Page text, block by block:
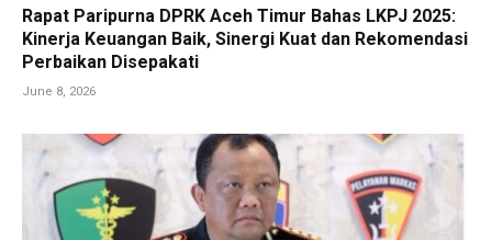
Rapat Paripurna DPRK Aceh Timur Bahas LKPJ 2025:
Kinerja Keuangan Baik, Sinergi Kuat dan Rekomendasi
Perbaikan Disepakati
June 8, 2026